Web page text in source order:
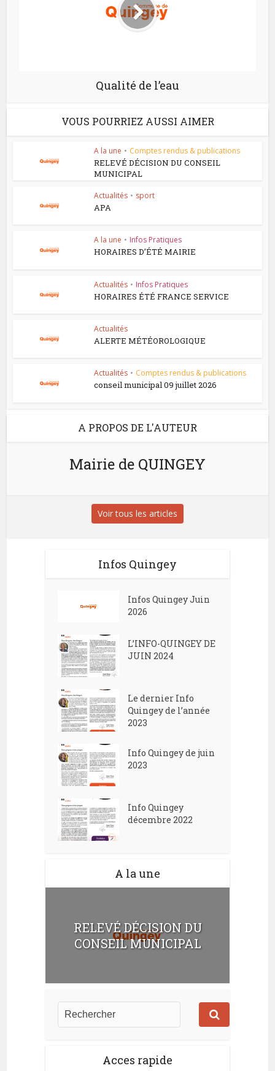
Qualité de l’eau
VOUS POURRIEZ AUSSI AIMER
A la une • Comptes rendus & publications
RELEVÉ DÉCISION DU CONSEIL
MUNICIPAL
Actualités • sport
APA
A la une • Infos Pratiques
HORAIRES D’ÉTÉ MAIRIE
Actualités • Infos Pratiques
HORAIRES ÉTÉ FRANCE SERVICE
Actualités
ALERTE MÉTÉOROLOGIQUE
Actualités • Comptes rendus & publications
conseil municipal 09 juillet 2026
A PROPOS DE L'AUTEUR
Mairie de QUINGEY
Voir tous les articles
Infos Quingey
Infos Quingey Juin
2026
L’INFO-QUINGEY DE
JUIN 2024
Le dernier Info
Quingey de l’année
2023
Info Quingey de juin
2023
Info Quingey
décembre 2022
A la une
RELEVÉ DÉCISION DU
CONSEIL MUNICIPAL
Acces rapide